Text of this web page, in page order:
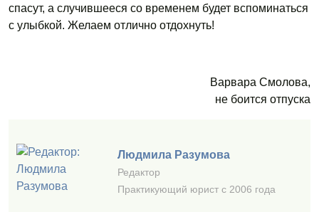
спасут, а случившееся со временем будет вспоминаться
с улыбкой. Желаем отлично отдохнуть!
Варвара Смолова,
не боится отпуска
Людмила Разумова
Редактор
Практикующий юрист с 2006 года